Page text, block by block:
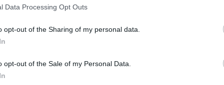
Data Processing Opt Outs
opt-out of the Sharing of my personal data.
opt-out of the Sale of my Personal Data.
επίσης σήμερα ότι μίλησε με την Apple και
Τιμ Κουκ συζητώντας πρώτα τα σχέδια της
εργοστάσια παραγωγής για το iPhone της, για
να επεκτείνει την παραγωγή εκεί. «Είπα ότι δεν
της, τα πηγαίνει πολύ καλά». Ως αποτέλεσμα της